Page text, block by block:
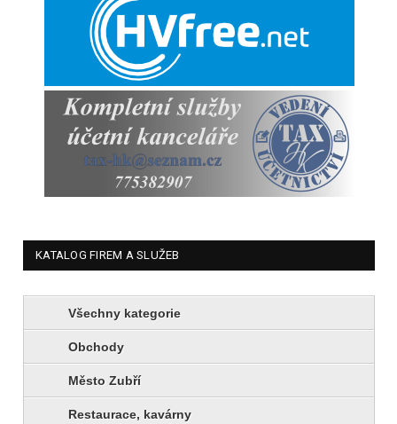
KATALOG FIREM A SLUŽEB
Všechny kategorie
Obchody
Město Zubří
Restaurace, kavárny